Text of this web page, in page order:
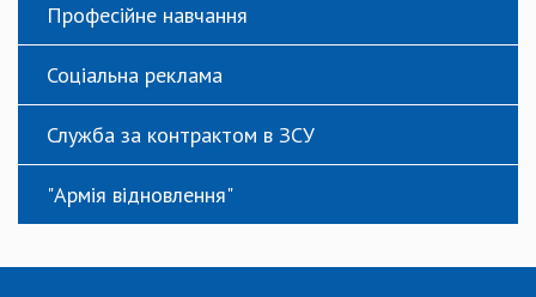
Професійне навчання
Соціальна реклама
Служба за контрактом в ЗСУ
"Армія відновлення"